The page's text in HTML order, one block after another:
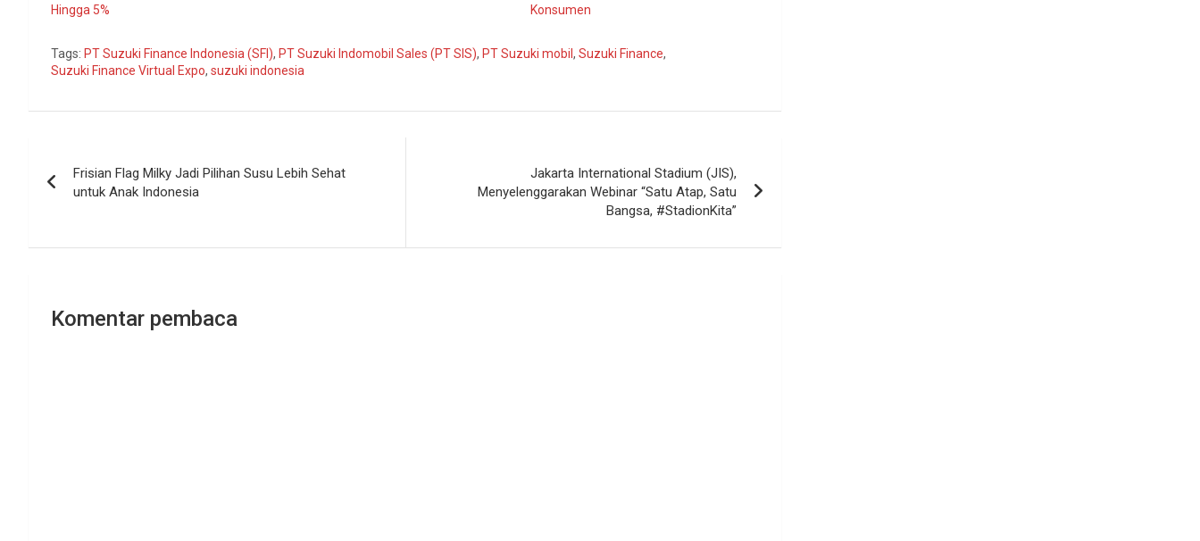
Hingga 5%
Konsumen
Tags: PT Suzuki Finance Indonesia (SFI), PT Suzuki Indomobil Sales (PT SIS), PT Suzuki mobil , Suzuki Finance,
Suzuki Finance Virtual Expo, suzuki indonesia
pos
Frisian Flag Milky Jadi Pilihan Susu Lebih Sehat
untuk Anak Indonesia
Jakarta International Stadium (JIS),
Menyelenggarakan Webinar “Satu Atap, Satu
Bangsa, #StadionKita”
Komentar pembaca